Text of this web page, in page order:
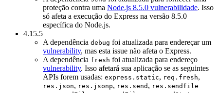
proteção contra uma Node.js 8.5.0 vulnerabilidade. Isso
só afeta a execução do Express na versão 8.5.0
específica do Node.js.
4.15.5
A dependência debug foi atualizada para endereçar um
vulnerability, mas esta issue não afeta o Express.
A dependência fresh foi atualizada para endereço
vulnerability. Isso afetará sua aplicação se as seguintes
APIs forem usadas: express.static, req.fresh,
res.json, res.jsonp, res.send , res.sendfile